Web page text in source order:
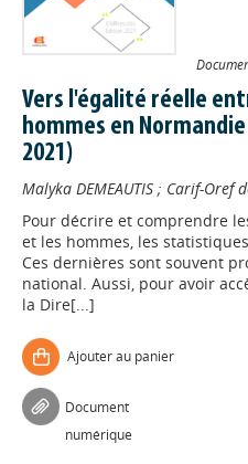
Vers l'égalité réelle
hommes en
2021)
Malyka DEMEAUTIS ; Carif-Oref
Pour décrire et comprendre
et les hommes, les
Ces dernières sont souvent
national. Aussi, pour avoir
la Dire[...]
Ajouter au panier
Document
numérique